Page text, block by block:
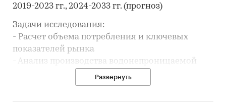
2019-2023 гг., 2024-2033 гг. (прогноз)
Задачи исследования:
- Расчет объема потребления и ключевых
показателей рынка
- Анализ производства водонепроницаемой
- Обзор производственных мощностей и расчет
Развернуть